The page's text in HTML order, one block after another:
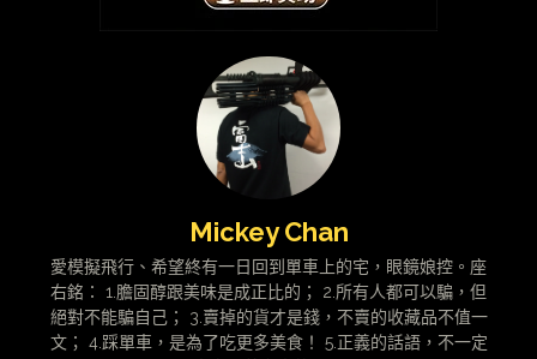
Mickey Chan
愛模擬飛行、希望終有一日回到單車上的宅，眼鏡娘控。座
右銘： 1.膽固醇跟美味是成正比的； 2.所有人都可以騙，但
絕對不能騙自己； 3.賣掉的貨才是錢，不賣的收藏品不值一
文； 4.踩單車，是為了吃更多美食！ 5.正義的話語，不一定